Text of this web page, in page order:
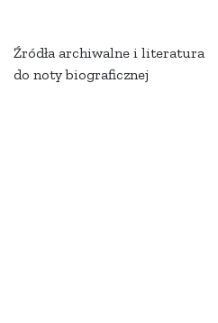
Źródła archiwalne i literatura
do noty biograficznej